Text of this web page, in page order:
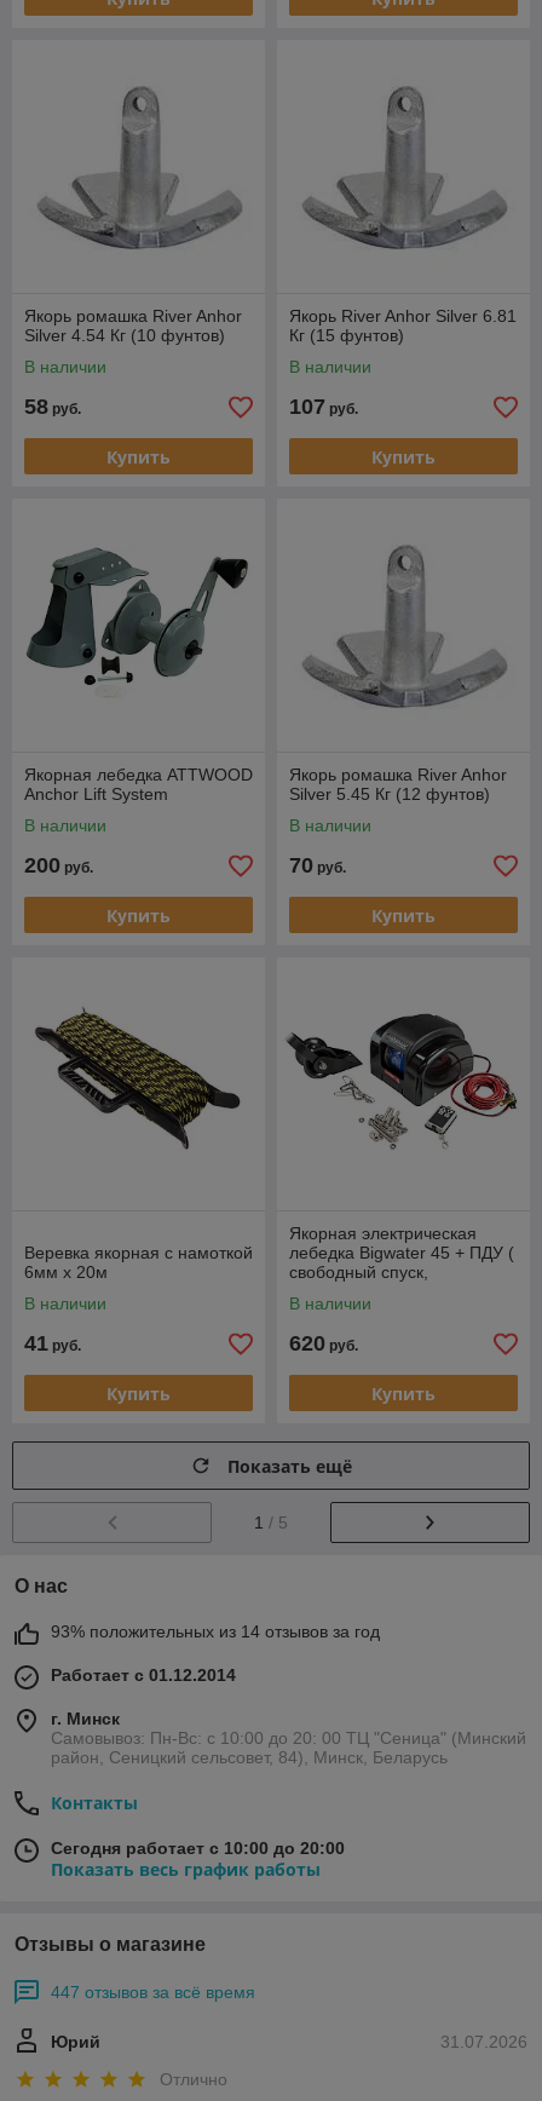
Якорь ромашка River Anhor
Silver 4.54 Кг (10 фунтов)
В наличии
58 руб.
Купить
Якорь River Anhor Silver 6.81
Кг (15 фунтов)
В наличии
107 руб.
Купить
Якорная лебедка ATTWOOD
Anchor Lift System
В наличии
200 руб.
Купить
Якорь ромашка River Anhor
Silver 5.45 Кг (12 фунтов)
В наличии
70 руб.
Купить
Веревка якорная с намоткой
6мм х 20м
В наличии
41 руб.
Купить
Якорная электрическая
лебедка Bigwater 45 + ПДУ (
свободный спуск,
В наличии
620 руб.
Купить
Показать ещё
1 / 5
О нас
93% положительных из 14 отзывов за год
Работает с 01.12.2014
г. Минск
Самовывоз: Пн-Вс: с 10:00 до 20: 00 ТЦ "Сеница" (Минский
район, Сеницкий сельсовет, 84), Минск, Беларусь
Контакты
Сегодня работает с 10:00 до 20:00
Показать весь график работы
Отзывы о магазине
447 отзывов за всё время
31.07.2026
Юрий
Отлично